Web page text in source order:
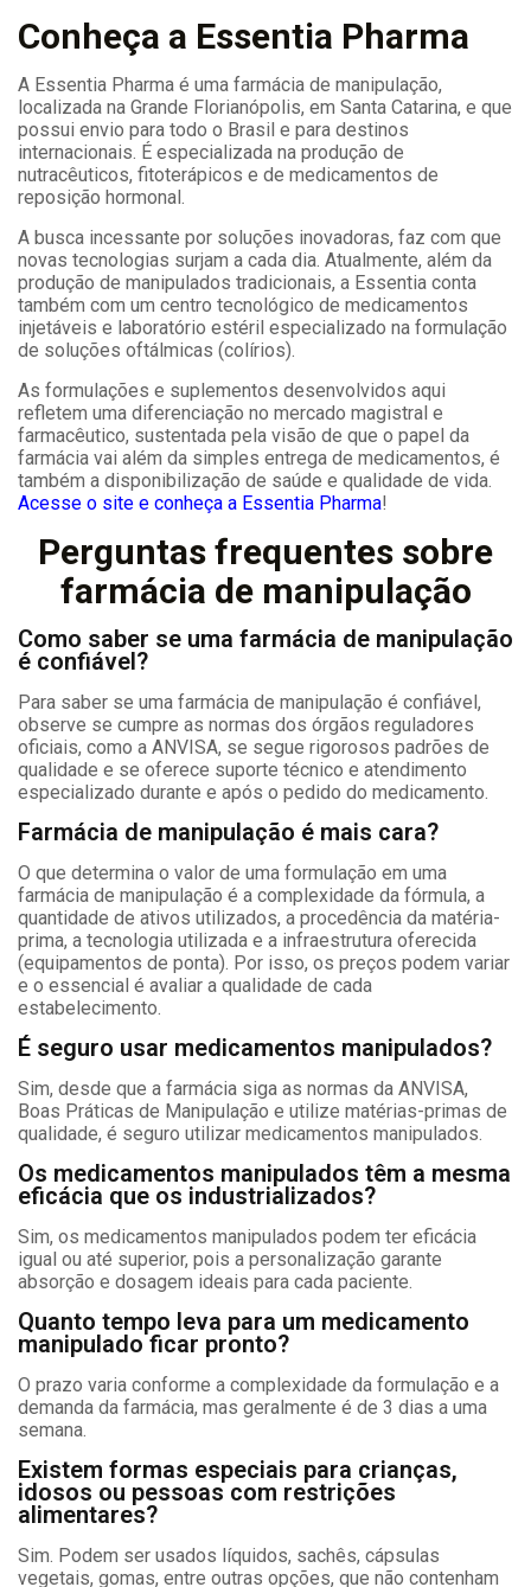
Conheça a Essentia Pharma
A Essentia Pharma é uma farmácia de manipulação,
localizada na Grande Florianópolis, em Santa Catarina, e que
possui envio para todo o Brasil e para destinos
internacionais. É especializada na produção de
nutracêuticos, fitoterápicos e de medicamentos de
reposição hormonal.
A busca incessante por soluções inovadoras, faz com que
novas tecnologias surjam a cada dia. Atualmente, além da
produção de manipulados tradicionais, a Essentia conta
também com um centro tecnológico de medicamentos
injetáveis e laboratório estéril especializado na formulação
de soluções oftálmicas (colírios).
As formulações e suplementos desenvolvidos aqui
refletem uma diferenciação no mercado magistral e
farmacêutico, sustentada pela visão de que o papel da
farmácia vai além da simples entrega de medicamentos, é
também a disponibilização de saúde e qualidade de vida.
Acesse o site e conheça a Essentia Pharma!
Perguntas frequentes sobre
farmácia de manipulação
Como saber se uma farmácia de manipulação
é confiável?
Para saber se uma farmácia de manipulação é confiável,
observe se cumpre as normas dos órgãos reguladores
oficiais, como a ANVISA, se segue rigorosos padrões de
qualidade e se oferece suporte técnico e atendimento
especializado durante e após o pedido do medicamento.
Farmácia de manipulação é mais cara?
O que determina o valor de uma formulação em uma
farmácia de manipulação é a complexidade da fórmula, a
quantidade de ativos utilizados, a procedência da matéria-
prima, a tecnologia utilizada e a infraestrutura oferecida
(equipamentos de ponta). Por isso, os preços podem variar
e o essencial é avaliar a qualidade de cada
estabelecimento.
É seguro usar medicamentos manipulados?
Sim, desde que a farmácia siga as normas da ANVISA,
Boas Práticas de Manipulação e utilize matérias-primas de
qualidade, é seguro utilizar medicamentos manipulados.
Os medicamentos manipulados têm a mesma
eficácia que os industrializados?
Sim, os medicamentos manipulados podem ter eficácia
igual ou até superior, pois a personalização garante
absorção e dosagem ideais para cada paciente.
Quanto tempo leva para um medicamento
manipulado ficar pronto?
O prazo varia conforme a complexidade da formulação e a
demanda da farmácia, mas geralmente é de 3 dias a uma
semana.
Existem formas especiais para crianças,
idosos ou pessoas com restrições
alimentares?
Sim. Podem ser usados líquidos, sachês, cápsulas
vegetais, gomas, entre outras opções, que não contenham